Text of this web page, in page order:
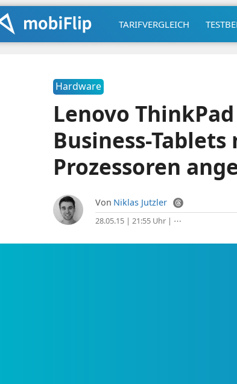
TARIFVERGLEICH
Hardware
Lenovo
Business-
Prozessoren
Von Niklas Jutzler
28.05.15 | 21:55 Uhr| ⋯